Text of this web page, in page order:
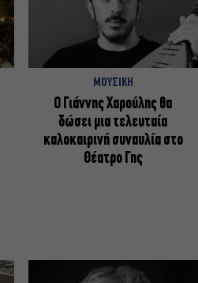
ΜΟΥΣΙΚΗ
Ο Γιάννης Χαρούλης θα
δώσει μια τελευταία
καλοκαιρινή συναυλία στο
Θέατρο Γης